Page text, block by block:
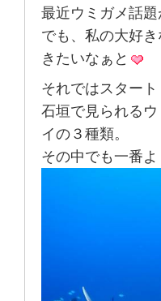
最近ウミガメ話
でも、私の大好
きたいなぁと
それではスタート
石垣で見られる
イの３種類。
その中でも一番